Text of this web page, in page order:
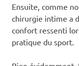
Ensuite, comme
chirurgie intime a
confort ressenti
pratique du sport.